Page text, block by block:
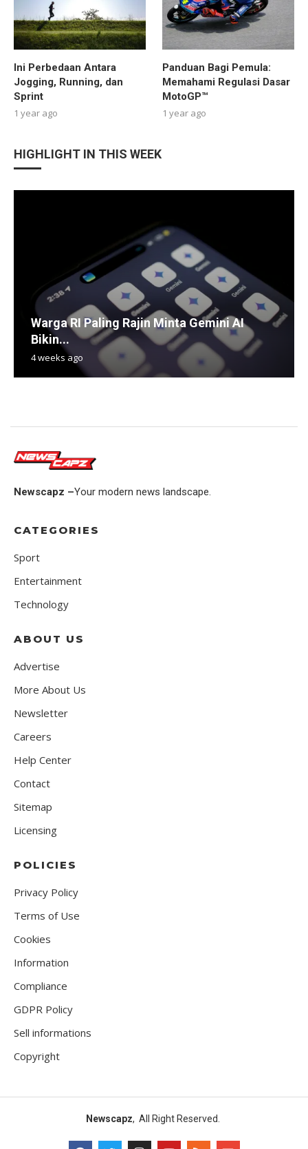
Ini Perbedaan Antara
Jogging, Running, dan
Sprint
1 year ago
Panduan Bagi Pemula:
Memahami Regulasi Dasar
MotoGP™
1 year ago
HIGHLIGHT IN THIS WEEK
Warga RI Paling Rajin Minta Gemini AI
Bikin...
4 weeks ago
Newscapz –Your modern news landscape.
CATEGORIES
Sport
Entertainment
Technology
ABOUT US
Advertise
More About Us
Newsletter
Careers
Help Center
Contact
Sitemap
Licensing
POLICIES
Privacy Policy
Terms of Use
Cookies
Information
Compliance
GDPR Policy
Sell informations
Copyright
Newscapz, All Right Reserved.